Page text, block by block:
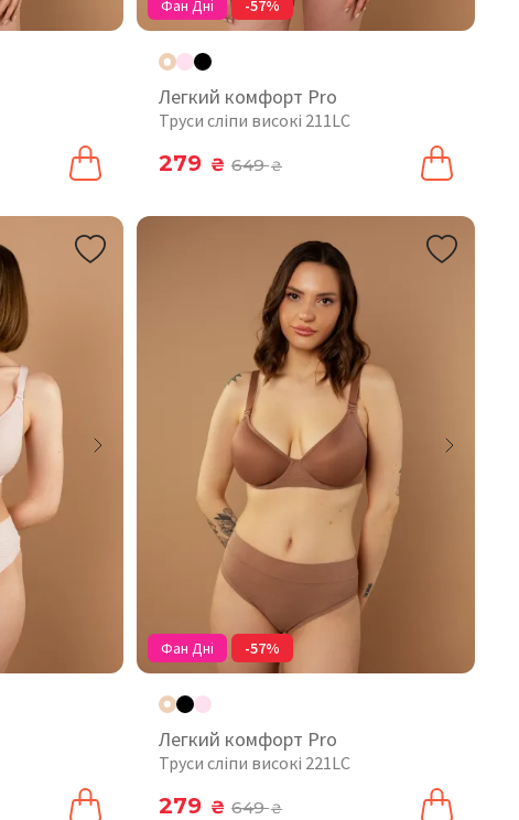
Фан Дні -57%
Легкий комфорт Pro
Труси сліпи високі 211LC
279 ₴ 649₴
Фан Дні -57%
Легкий комфорт Pro
Труси сліпи високі 221LC
279 ₴ 649₴